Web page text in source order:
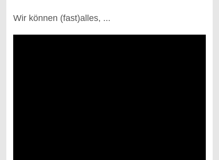
Wir können (fast)alles, ...